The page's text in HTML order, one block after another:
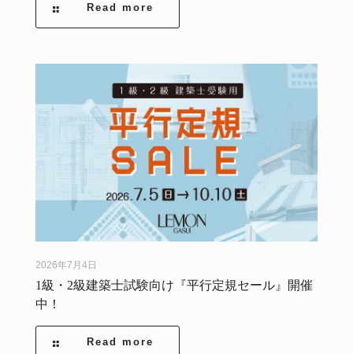
Read more
2026年7月4日
1級・2級建築士試験向け『平行定規セール』開催
中！
Read more